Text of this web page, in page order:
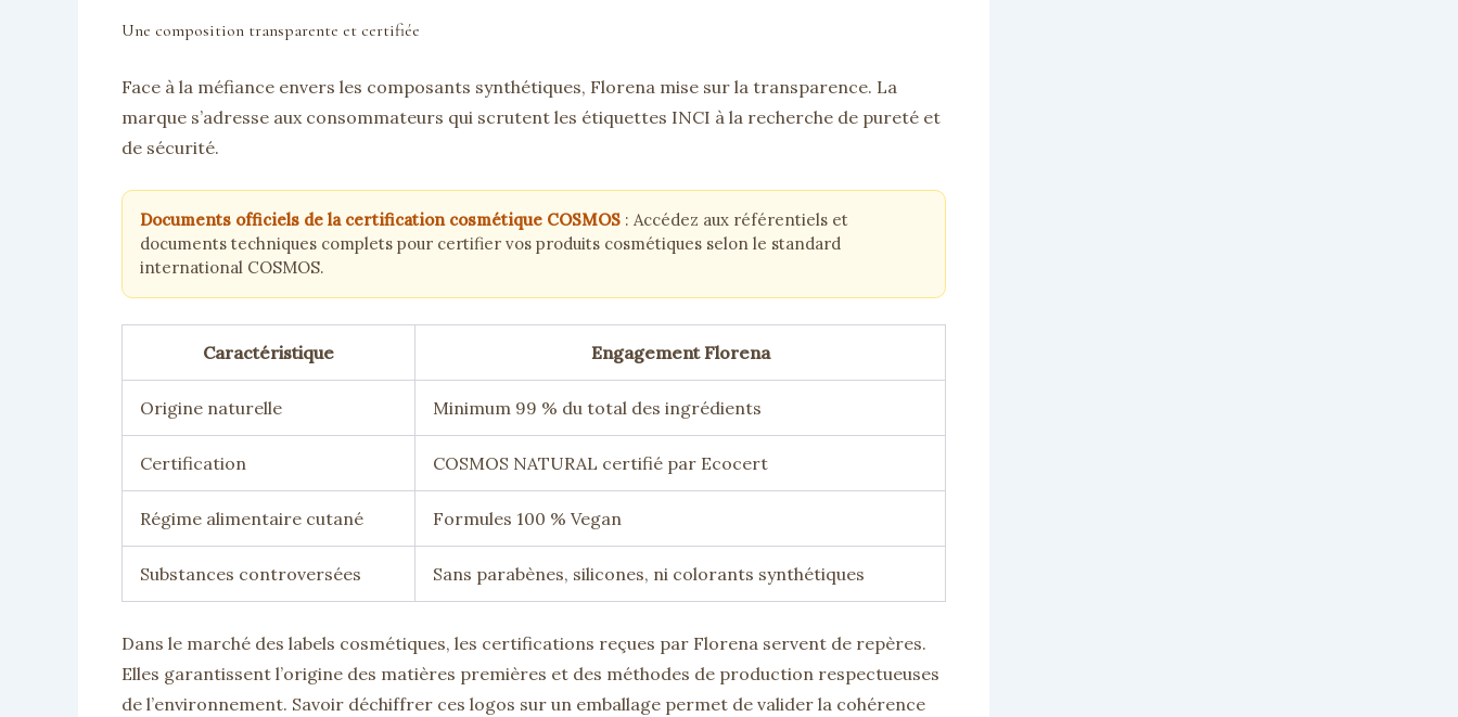
Une composition transparente et certifiée
Face à la méfiance envers les composants synthétiques, Florena mise sur la transparence. La
marque s’adresse aux consommateurs qui scrutent les étiquettes INCI à la recherche de pureté et
de sécurité.
Documents officiels de la certification cosmétique COSMOS : Accédez aux référentiels et
documents techniques complets pour certifier vos produits cosmétiques selon le standard
international COSMOS.
Caractéristique Engagement Florena
Origine naturelle Minimum 99 % du total des ingrédients
Certification COSMOS NATURAL certifié par Ecocert
Régime alimentaire cutané Formules 100 % Vegan
Substances controversées Sans parabènes, silicones, ni colorants synthétiques
Dans le marché des labels cosmétiques, les certifications reçues par Florena servent de repères.
Elles garantissent l’origine des matières premières et des méthodes de production respectueuses
de l’environnement. Savoir déchiffrer ces logos sur un emballage permet de valider la cohérence